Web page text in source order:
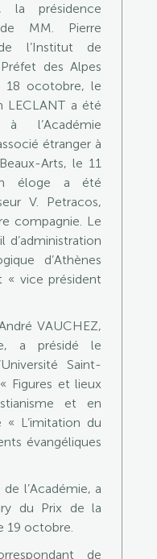
la présidence
de MM. Pierre
l’Institut de
des Alpes
18 ocotobre, le
LECLANT a été
l’Académie
étranger à
Arts, le 11
éloge a été
V. Petracos,
compagnie. Le
d’Athènes
« vice président
VAUCHEZ,
a présidé le
Saint-
Figures et lieux
et en
L’imitation du
évangéliques
l’Académie, a
du Prix de la
19 octobre.
de